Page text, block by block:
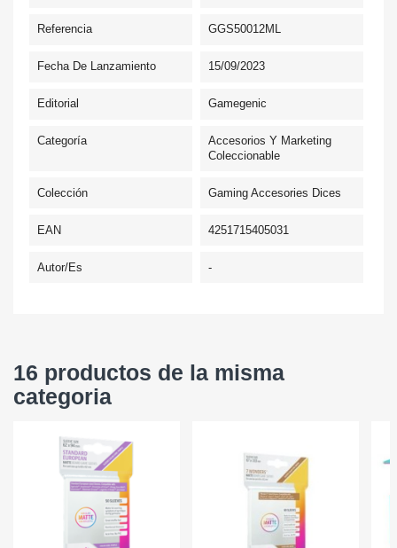
Referencia GGS50012ML
Fecha De Lanzamiento 15/09/2023
Editorial Gamegenic
Categoría
Accesorios Y Marketing
Coleccionable
Colección Gaming Accesories Dices
EAN 4251715405031
Autor/es -
16 productos de la misma
categoria